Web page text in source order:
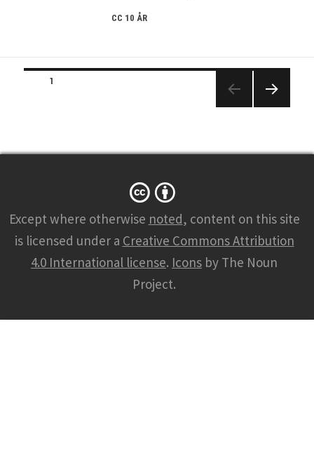
CC 10 ÅR
Posts
PAGE1
Except where otherwise noted, content on this site
is licensed under a Creative Commons Attribution
4.0 International license. Icons by The Noun
Project.